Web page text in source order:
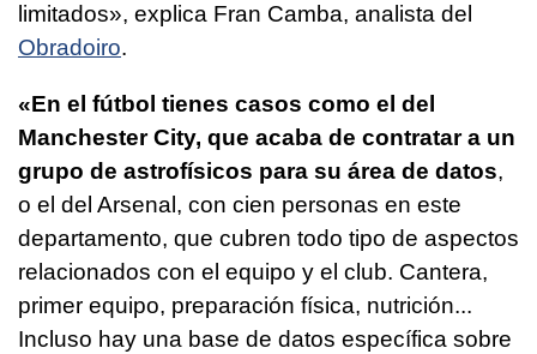
limitados», explica Fran Camba, analista del
Obradoiro.
«En el fútbol tienes casos como el del
Manchester City, que acaba de contratar a un
grupo de astrofísicos para su área de datos,
o el del Arsenal, con cien personas en este
departamento, que cubren todo tipo de aspectos
relacionados con el equipo y el club. Cantera,
primer equipo, preparación física, nutrición...
Incluso hay una base de datos específica sobre